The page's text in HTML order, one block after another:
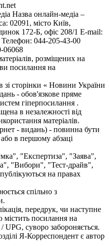
Назва онлайн-медіа –
02091, місто Київ,
172-Б, офіс 208/1 E-mail:
Телефон: 044-205-43-00
06068
розміщених на
посилання на
зі сторінки « Новини України
- обов'язкове пряме
гіперпосилання .
в незалежності від
матеріалів.
- видань) - повинна бути
в першому абзаці
"Експертиза", "Заява",
"Вибори", "Тест-драйв",
на правах
спільно з
передрук, чи наступне
посилання на
UPG, суворо забороняється.
Я-Корреспондент є автор